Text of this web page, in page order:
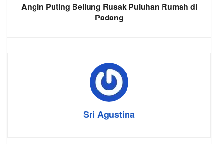
Angin Puting Beliung Rusak Puluhan Rumah di
Padang
Sri Agustina